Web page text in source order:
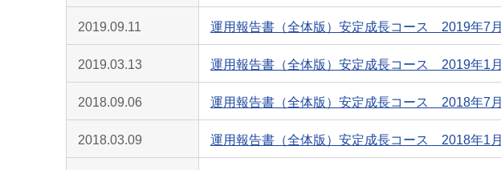
2019.09.11 運用報告書（全体版）安定成長コース 2019年7月
2019.03.13 運用報告書（全体版）安定成長コース 2019年1月
2018.09.06 運用報告書（全体版）安定成長コース 2018年7月
2018.03.09 運用報告書（全体版）安定成長コース 2018年1月